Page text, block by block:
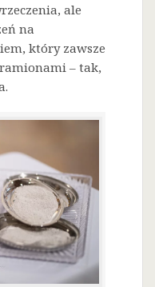
ale
na
który zawsze
– tak,